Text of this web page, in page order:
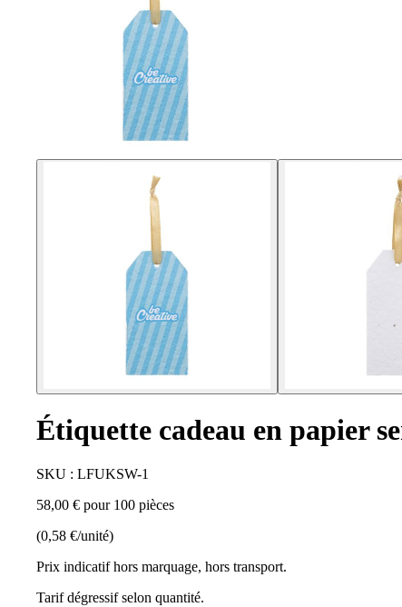
Étiquette cadeau en papier
SKU : LFUKSW-1
58,00 € pour 100 pièces
(0,58 €/unité)
Prix indicatif hors marquage, hors transport.
Tarif dégressif selon quantité.